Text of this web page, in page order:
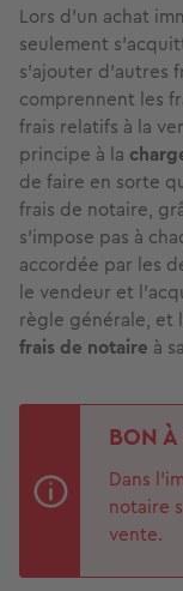
Lors d’un achat
seulement
s’ajouter d’autres
comprennent les
frais relatifs à la
principe à la
de faire en sorte
frais de notaire,
s’impose pas à
accordée par les
le vendeur et
règle générale, et
frais de notaire à
BON
Dans
notaire
vente.